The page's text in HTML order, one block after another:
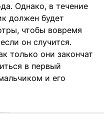
Однако, в течение
должен будет
чтобы вовремя
он случится.
только они закончат
в первый
и его